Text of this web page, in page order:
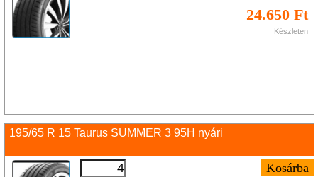
24.650 Ft
Készleten
195/65 R 15 Taurus SUMMER 3 95H nyári